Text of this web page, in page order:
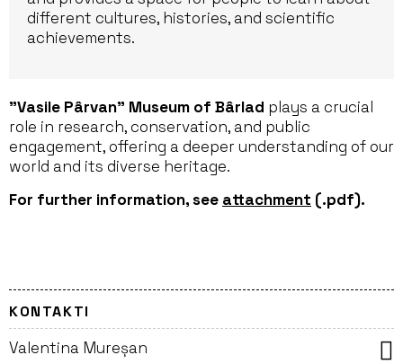
different cultures, histories, and scientific
achievements.
”Vasile Pârvan” Museum of Bârlad plays a crucial
role in research, conservation, and public
engagement, offering a deeper understanding of our
world and its diverse heritage.
For further information, see attachment (.pdf).
KONTAKTI
Valentina Mureșan